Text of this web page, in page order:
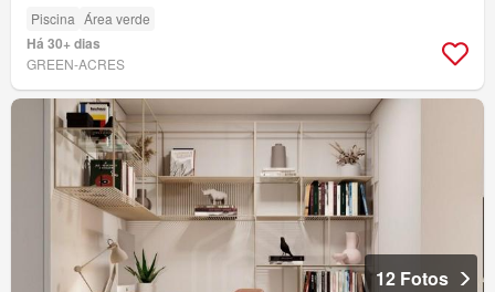
Piscina Área verde
Há 30+ dias
GREEN-ACRES
12 Fotos